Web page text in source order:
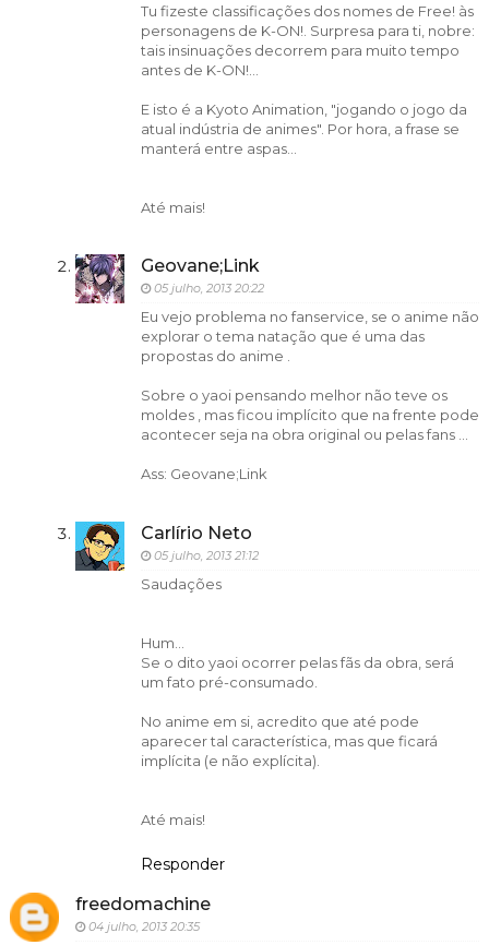
Tu fizeste classificações dos nomes de Free! às
personagens de K-ON!. Surpresa para ti, nobre:
tais insinuações decorrem para muito tempo
antes de K-ON!...
E isto é a Kyoto Animation, "jogando o jogo da
atual indústria de animes". Por hora, a frase se
manterá entre aspas...
Até mais!
Geovane;Link
05 julho, 2013 20:22
Eu vejo problema no fanservice, se o anime não
explorar o tema natação que é uma das
propostas do anime .
Sobre o yaoi pensando melhor não teve os
moldes , mas ficou implícito que na frente pode
acontecer seja na obra original ou pelas fans ...
Ass: Geovane;Link
Carlírio Neto
05 julho, 2013 21:12
Saudações
Hum...
Se o dito yaoi ocorrer pelas fãs da obra, será
um fato pré-consumado.
No anime em si, acredito que até pode
aparecer tal característica, mas que ficará
implícita (e não explícita).
Até mais!
Responder
freedomachine
04 julho, 2013 20:35